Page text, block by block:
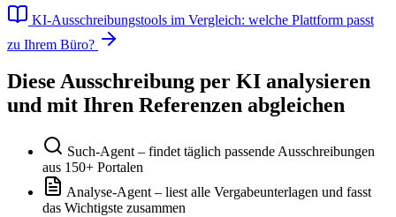
KI-Ausschreibungstools im Vergleich: welche Plattform passt
zu Ihrem Büro?
Diese Ausschreibung per KI analysieren
und mit Ihren Referenzen abgleichen
Such-Agent – findet täglich passende Ausschreibungen
aus 150+ Portalen
Analyse-Agent – liest alle Vergabeunterlagen und fasst
das Wichtigste zusammen